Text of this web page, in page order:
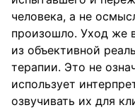
человека, а не
произошло. Уход же
из объективной
терапии. Это не
использует
озвучивать их для